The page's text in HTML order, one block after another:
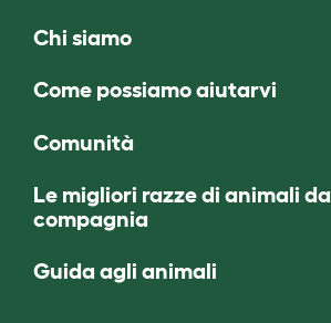
Chi siamo
Come possiamo aiutarvi
Comunità
Le migliori razze di animali da
compagnia
Guida agli animali